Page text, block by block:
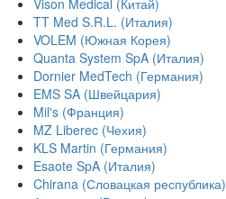
Vison Medical (Китай)
TT Med S.R.L. (Италия)
VOLEM (Южная Корея)
Quanta System SpA (Италия)
Dornier MedTech (Германия)
EMS SA (Швейцария)
Mil's (Франция)
MZ Liberec (Чехия)
KLS Martin (Германия)
Esaote SpA (Италия)
Chirana (Словацкая республика)